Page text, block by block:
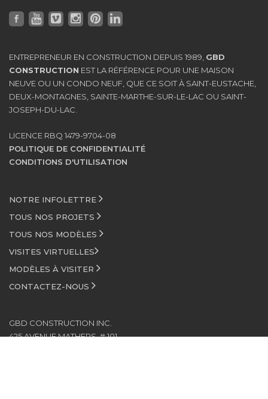
ENTREPRENEUR EN CONSTRUCTION DEPUIS 1989, GBD
CONSTRUCTION EST LA RÉFÉRENCE POUR UNE MAISON
NEUVE OU UN CONDO NEUF, QUE CE SOIT À SAINT-EUSTACHE,
DEUX-MONTAGNES, SAINTE-MARTHE-SUR-LE-LAC OU SAINT-
JOSEPH-DU-LAC.
LICENCE RBQ 1479-9704-08
POLITIQUE DE CONFIDENTIALITÉ
CONDITIONS D'UTILISATION
NOTRE INFOLETTRE
TOUS NOS PROJETS
TOUS NOS MODÈLES
VISITES VIRTUELLES
MODÈLES À VISITER
CONTACTEZ-NOUS
GBD CONSTRUCTION INC.
425 AVENUE MATHERS, # 101